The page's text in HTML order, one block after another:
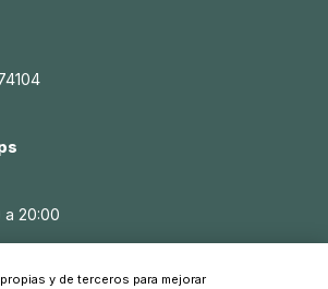
a 20:00
y de terceros para mejorar